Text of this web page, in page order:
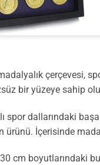
çerçevesi,
bir yüzeye sahip
spor dallarındaki
ürünü. İçerisinde
cm boyutlarındaki